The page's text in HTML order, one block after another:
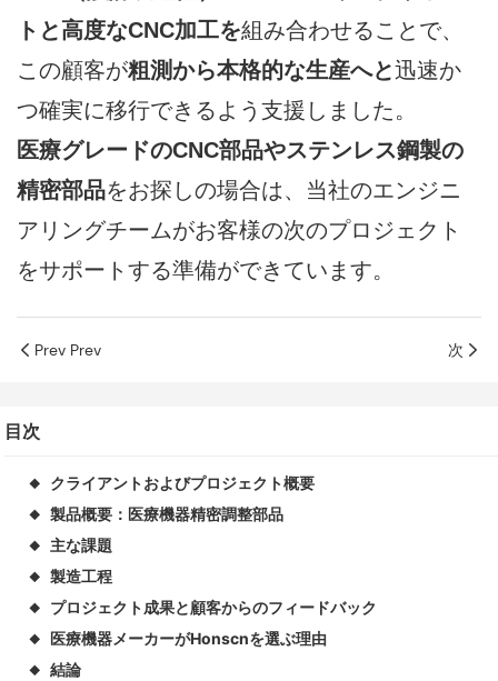
トと高度なCNC加工を組み合わせることで、
この顧客が粗測から本格的な生産へと迅速か
つ確実に移行できるよう支援しました。
医療グレードのCNC部品やステンレス鋼製の
精密部品をお探しの場合は、当社のエンジニ
アリングチームがお客様の次のプロジェクト
をサポートする準備ができています。
Prev Prev 次
目次
◆ クライアントおよびプロジェクト概要
◆ 製品概要：医療機器精密調整部品
◆ 主な課題
◆ 製造工程
◆ プロジェクト成果と顧客からのフィードバック
◆ 医療機器メーカーがHonscnを選ぶ理由
◆ 結論